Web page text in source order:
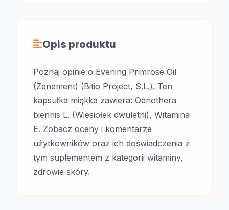
Opis produktu
Poznaj opinie o Evening Primrose Oil
(Zenement) (Bitio Project, S.L.). Ten
kapsułka miękka zawiera: Oenothera
biennis L. (Wiesiołek dwuletni), Witamina
E. Zobacz oceny i komentarze
użytkowników oraz ich doświadczenia z
tym suplementem z kategorii witaminy,
zdrowie skóry.